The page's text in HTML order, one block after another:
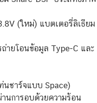
(ใหม่) แบตเตอรี่ลิเธียม
ายโอนข้อมูล Type-C และ
ชาร์จแบบ Space)
นการอบด้วยความร้อน